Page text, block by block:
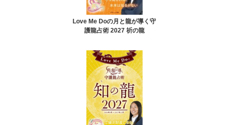
Love Me Doの月と龍が導く守
護龍占術 2027 祈の龍